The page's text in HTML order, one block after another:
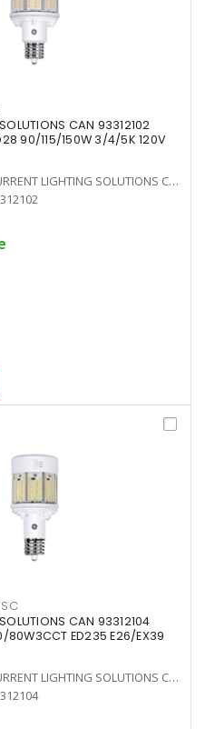
CAN 93312102
90/115/150W 3/4/5K 120V
CURRENT LIGHTING SOLUTIONS CAN
CAN 93312104
80W3CCT ED235 E26/EX39
CURRENT LIGHTING SOLUTIONS CAN